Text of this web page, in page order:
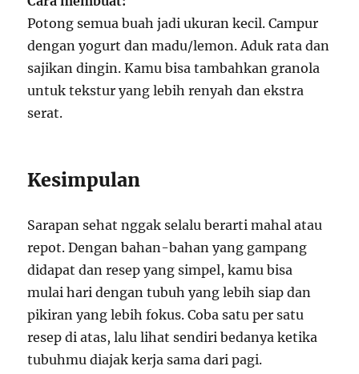
Potong semua buah jadi ukuran kecil. Campur
dengan yogurt dan madu/lemon. Aduk rata dan
sajikan dingin. Kamu bisa tambahkan granola
untuk tekstur yang lebih renyah dan ekstra
serat.
Kesimpulan
Sarapan sehat nggak selalu berarti mahal atau
repot. Dengan bahan-bahan yang gampang
didapat dan resep yang simpel, kamu bisa
mulai hari dengan tubuh yang lebih siap dan
pikiran yang lebih fokus. Coba satu per satu
resep di atas, lalu lihat sendiri bedanya ketika
tubuhmu diajak kerja sama dari pagi.